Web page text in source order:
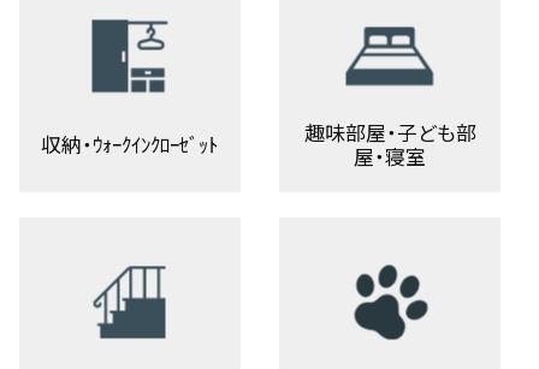
収納・ｳｫｰｸｲﾝｸﾛｰｾﾞｯﾄ
趣味部屋・子ども部
屋・寝室